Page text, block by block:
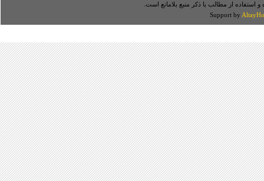
و استفاده از مطالب با ذکر منبع بلامانع است.
Support by